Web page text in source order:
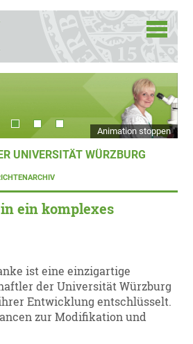
Animation stoppen
UNIVERSITÄT WÜRZBURG
ein komplexes
ist eine einzigartige
der Universität Würzburg
Entwicklung entschlüsselt.
zur Modifikation und